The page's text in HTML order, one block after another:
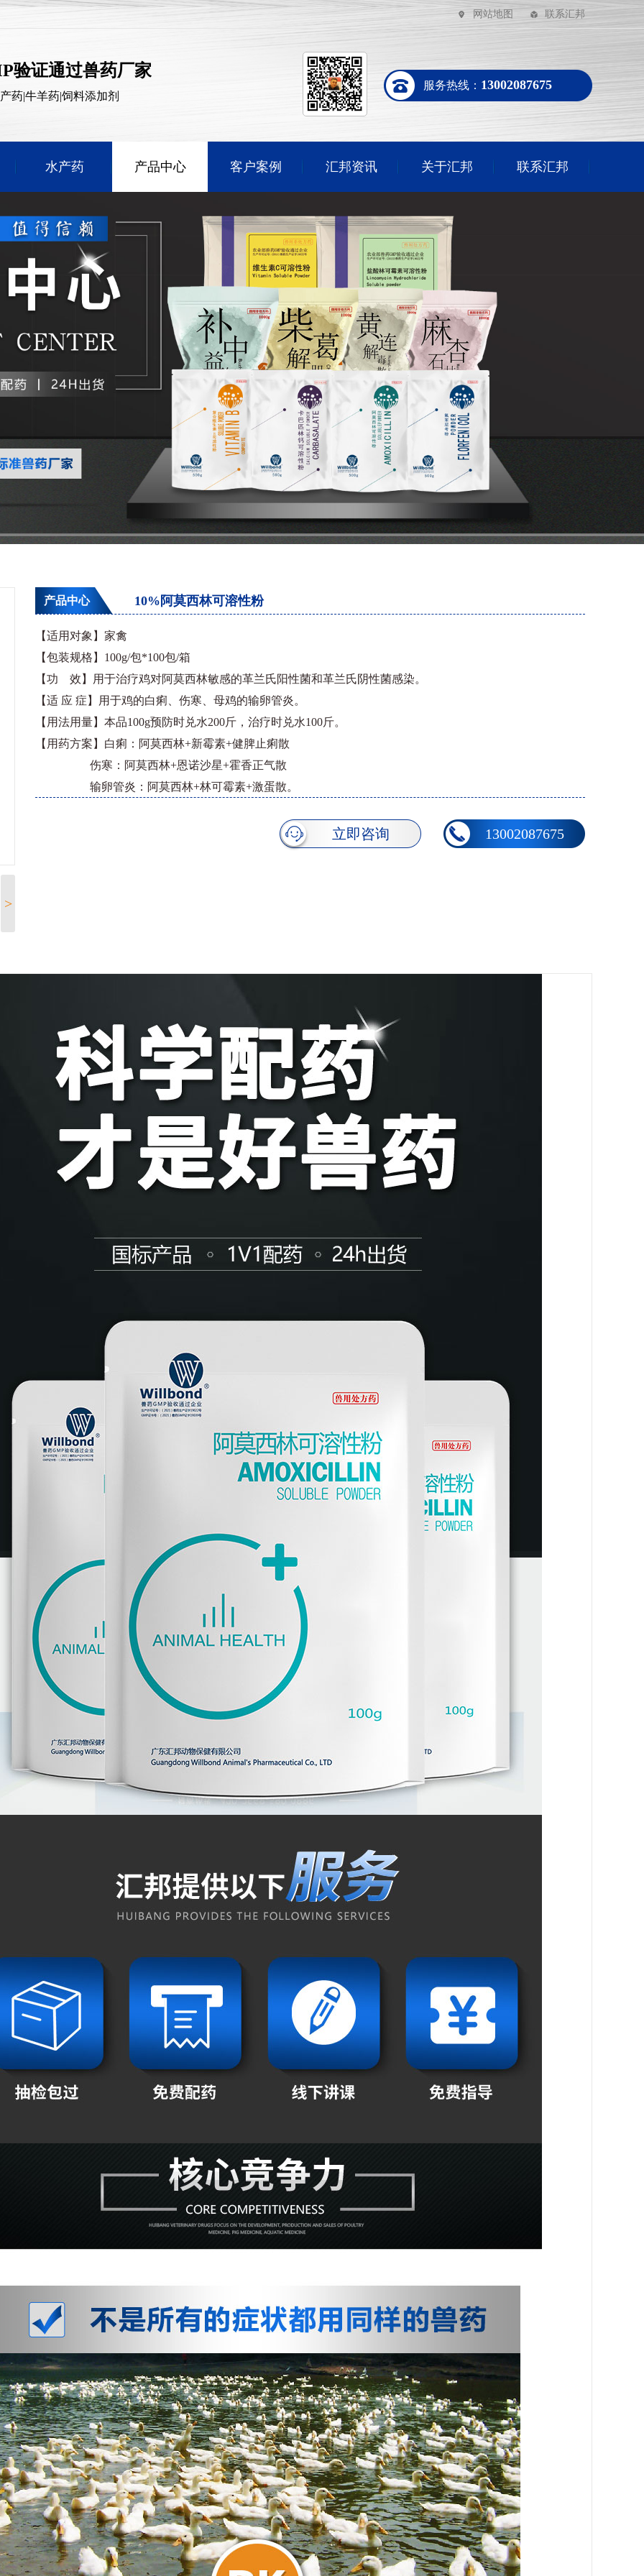
网站地图 联系汇邦
验证通过兽药厂家
药|牛羊药|饲料添加剂
服务热线： 13002087675
水产药 产品中心 客户案例 汇邦资讯 关于汇邦 联系汇邦
>
产品中心 10%阿莫西林可溶性粉
【适用对象】家禽
【包装规格】100g/包*100包/箱
【功 效】用于治疗鸡对阿莫西林敏感的革兰氏阳性菌和革兰氏阴性菌感染。
【适 应 症】用于鸡的白痢、伤寒、母鸡的输卵管炎。
【用法用量】本品100g预防时兑水200斤，治疗时兑水100斤。
【用药方案】白痢：阿莫西林+新霉素+健脾止痢散
伤寒：阿莫西林+恩诺沙星+霍香正气散
输卵管炎：阿莫西林+林可霉素+激蛋散。
立即咨询 13002087675